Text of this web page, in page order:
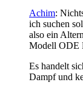
Achim:
ich suchen
also ein
Modell ODE
Es handelt
Dampf und